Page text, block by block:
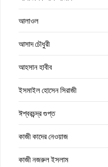
আলাওল
আসাদ চৌধুরী
আহসান হাবীব
ইসমাইল হোসেন সিরাজী
ঈশ্বরচন্দ্র গুপ্ত
কাজী কাদের নেওয়াজ
কাজী নজরুল ইসলাম